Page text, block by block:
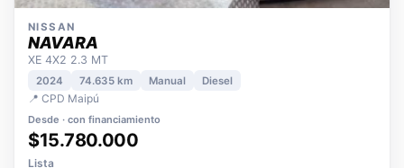
NISSAN
NAVARA
XE 4X2 2.3 MT
2024 74.635 km
📍 CPD Maipú
Desde · con financiamiento
$15.780.000